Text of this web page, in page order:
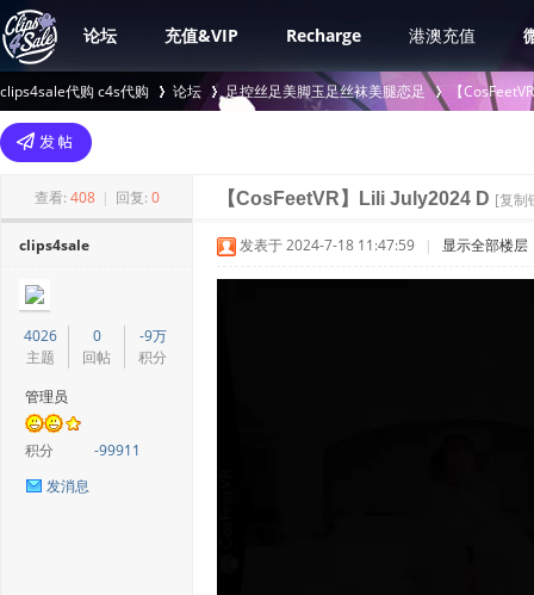
论坛 充值&VIP Recharge 港澳充值
clips4sale代购 c4s代购
>
论坛 足控丝足美脚玉足丝袜美腿恋足
›
【
查看: 408 | 回复: 0 【CosFeetVR】Lili July2024 D [复制
clips4sale
4026
主题
0
回帖
-9万
积分
管理员
积分
-99911
发消息
发表于 2024-7-18 11:47:59 | 显示全部楼层